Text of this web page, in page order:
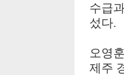
수급
섰다.
오영
제주